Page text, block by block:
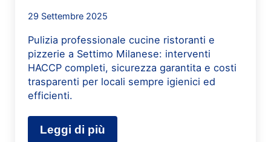
29 Settembre 2025
Pulizia professionale cucine ristoranti e
pizzerie a Settimo Milanese: interventi
HACCP completi, sicurezza garantita e costi
trasparenti per locali sempre igienici ed
efficienti.
Leggi di piùPulizia cucine ristoranti Settimo